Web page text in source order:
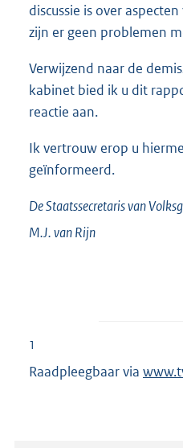
discussie is over
zijn er geen problemen
Verwijzend naar de
kabinet bied ik u dit
reactie aan.
Ik vertrouw erop u
geïnformeerd.
De Staatssecretaris van
M.J. vanRijn
1
Raadpleegbaar via E